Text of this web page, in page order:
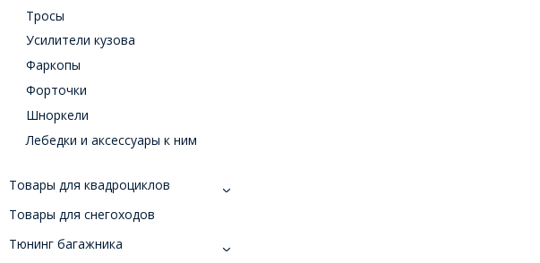
Тросы
Усилители кузова
Фаркопы
Форточки
Шноркели
Лебедки и аксессуары к ним
Товары для квадроциклов
Товары для снегоходов
Тюнинг багажника